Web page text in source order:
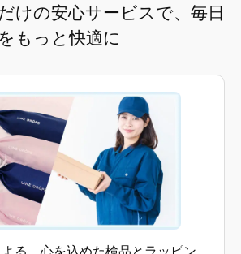
けの安心サービスで、毎日
をもっと快適に
る、心を込めた検品とラッピン